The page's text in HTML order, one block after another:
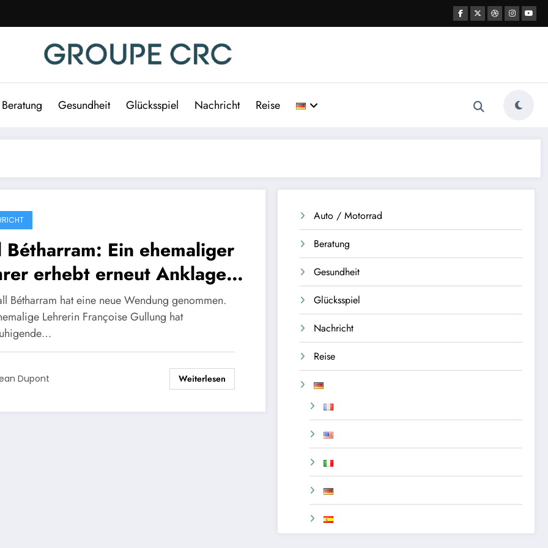
Beratung Gesundheit Glücksspiel Nachricht Reise
Bétharram: Ein ehemaliger
erhebt erneut Anklage
das Ehepaar Bayrou
Bétharram hat eine neue Wendung genommen.
Lehrerin Françoise Gullung hat
Dupont Weiterlesen
Auto / Motorrad
Beratung
Gesundheit
Glücksspiel
Nachricht
Reise